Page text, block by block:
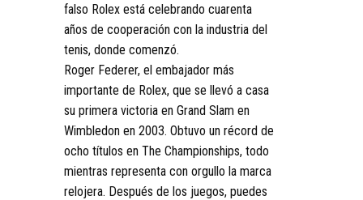
falso Rolex está celebrando cuarenta
años de cooperación con la industria del
tenis, donde comenzó.
Roger Federer, el embajador más
importante de Rolex, que se llevó a casa
su primera victoria en Grand Slam en
Wimbledon en 2003. Obtuvo un récord de
ocho títulos en The Championships, todo
mientras representa con orgullo la marca
relojera. Después de los juegos, puedes